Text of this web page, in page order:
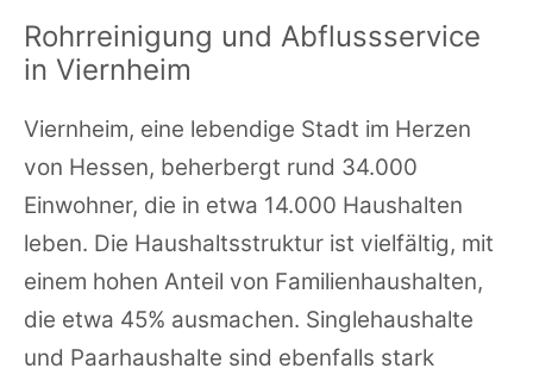
Rohrreinigung und Abflussservice
in Viernheim
Viernheim, eine lebendige Stadt im Herzen
von Hessen, beherbergt rund 34.000
Einwohner, die in etwa 14.000 Haushalten
leben. Die Haushaltsstruktur ist vielfältig, mit
einem hohen Anteil von Familienhaushalten,
die etwa 45% ausmachen. Singlehaushalte
und Paarhaushalte sind ebenfalls stark